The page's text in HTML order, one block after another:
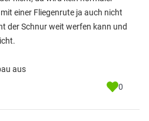
einer Fliegenrute ja auch nicht
der Schnur weit werfen kann und
aus
0